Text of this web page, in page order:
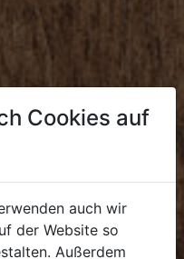
Cookies auf
auch wir
der Website so
Außerdem